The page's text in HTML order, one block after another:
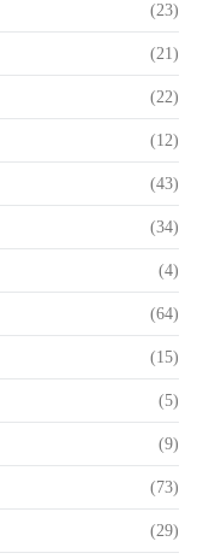
(23)
(21)
(22)
(12)
(43)
(34)
(4)
(64)
(15)
(5)
(9)
(73)
(29)